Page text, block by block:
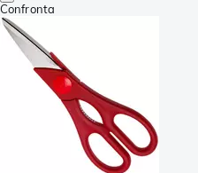
Confronta